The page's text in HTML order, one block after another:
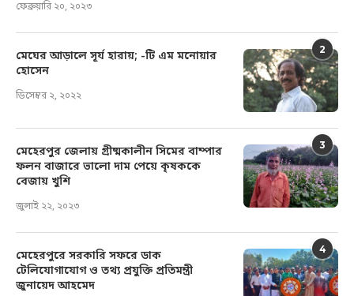
ফেব্রুয়ারি ২০, ২০২৩
2
মেঘের আড়ালে সূর্য হারায়; -টি এম মনোয়ার
হোসেন
ডিসেম্বর ২, ২০২২
3
মেহেরপুর জেলায় গ্রীষ্মকালীন সিমের বাম্পার
ফলন বাজারে ভালো দাম পেয়ে কৃষককে
বেজায় খুশি
জুলাই ২২, ২০২৩
4
মেহেরপুরে সরকারি সফরে ডাক
টেলিযোগাযোগ ও তথ্য প্রযুক্তি প্রতিমন্ত্রী
জুনায়েদ আহমেদ